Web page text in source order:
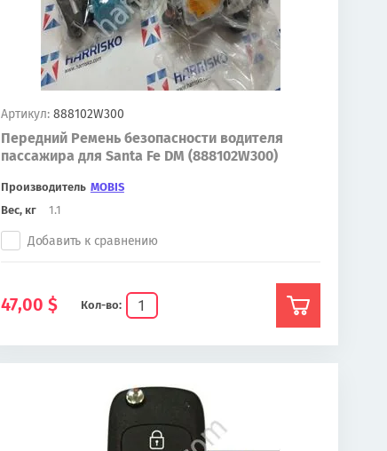
Артикул:888102W300
Передний Ремень безопасности водителя
пассажира для Santa Fe DM (888102W300)
Производитель MOBIS
Вес, кг
1.1
Кол-во:
Добавить к сравнению
47,00 $